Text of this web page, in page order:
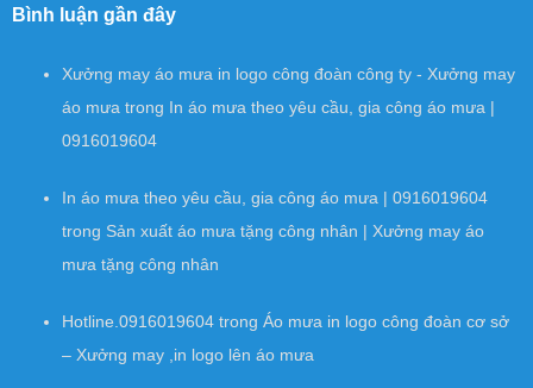
Bình luận gần đây
Xưởng may áo mưa in logo công đoàn công ty - Xưởng may
áo mưa trong In áo mưa theo yêu cầu, gia công áo mưa |
0916019604
In áo mưa theo yêu cầu, gia công áo mưa | 0916019604
trong Sản xuất áo mưa tặng công nhân | Xưởng may áo
mưa tặng công nhân
Hotline.0916019604 trong Áo mưa in logo công đoàn cơ sở
– Xưởng may ,in logo lên áo mưa